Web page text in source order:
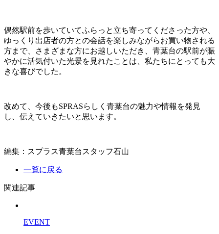
偶然駅前を歩いていてふらっと立ち寄ってくださった方や、
ゆっくり出店者の方との会話を楽しみながらお買い物される
方まで、さまざまな方にお越しいただき、青葉台の駅前が賑
やかに活気付いた光景を見れたことは、私たちにとっても大
きな喜びでした。
改めて、今後もSPRASらしく青葉台の魅力や情報を発見
し、伝えていきたいと思います。
編集：スプラス青葉台スタッフ石山
一覧に戻る
関連記事
EVENT